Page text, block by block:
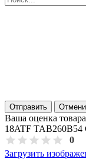
Отправить
Ваша оценка
18ATF TAB260B54
0
Загрузить